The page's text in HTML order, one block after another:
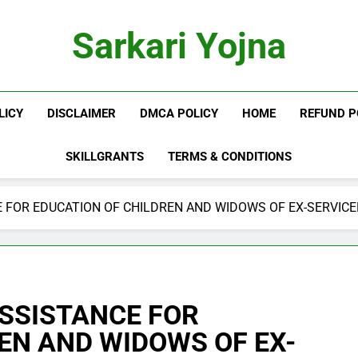
Sarkari Yojna
DISCLAIMER DMCA POLICY HOME REFUND
SKILLGRANTS TERMS & CONDITIONS
EDUCATION OF CHILDREN AND WIDOWS OF EX-
FOR
AND WIDOWS OF EX-